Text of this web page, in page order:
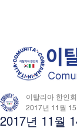
2017년 11월
이탈리아 한인회
2017년 11월 15